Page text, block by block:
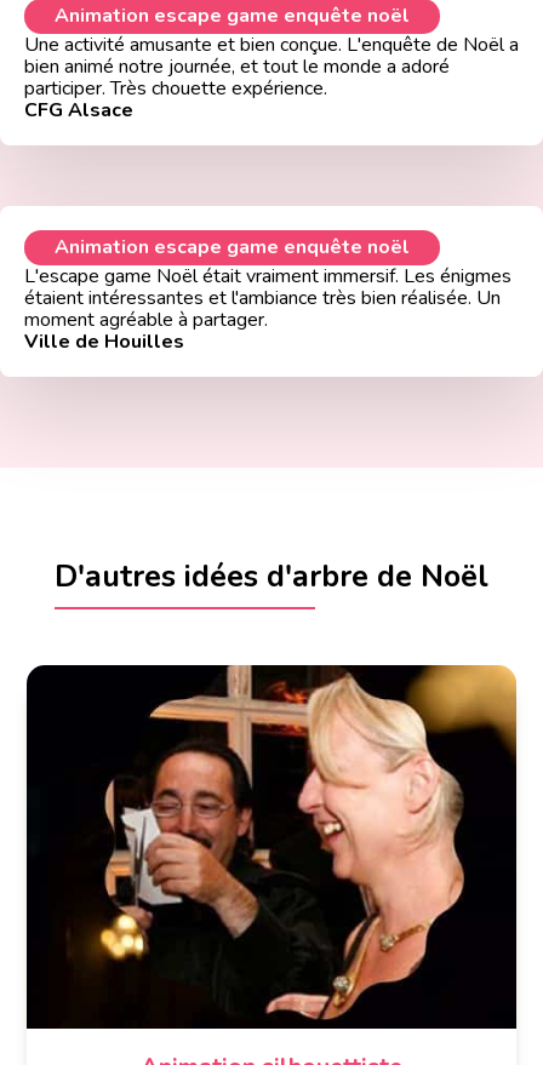
Animation escape game enquête noël
Une activité amusante et bien conçue. L'enquête de Noël a
bien animé notre journée, et tout le monde a adoré
participer. Très chouette expérience.
CFG Alsace
Animation escape game enquête noël
L'escape game Noël était vraiment immersif. Les énigmes
étaient intéressantes et l'ambiance très bien réalisée. Un
moment agréable à partager.
Ville de Houilles
D'autres idées d'arbre de Noël